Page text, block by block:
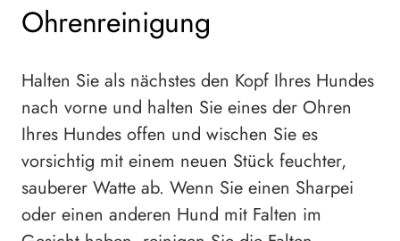
Ohrenreinigung
Halten Sie als nächstes den Kopf Ihres Hundes
nach vorne und halten Sie eines der Ohren
Ihres Hundes offen und wischen Sie es
vorsichtig mit einem neuen Stück feuchter,
sauberer Watte ab. Wenn Sie einen Sharpei
oder einen anderen Hund mit Falten im